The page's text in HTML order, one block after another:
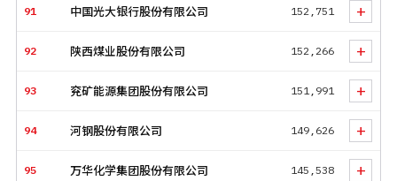
91 中国光大银行股份有限公司 152,751 +
92 陕西煤业股份有限公司 152,266 +
93 兖矿能源集团股份有限公司 151,991 +
94 河钢股份有限公司 149,626 +
95 万华化学集团股份有限公司 145,538 +